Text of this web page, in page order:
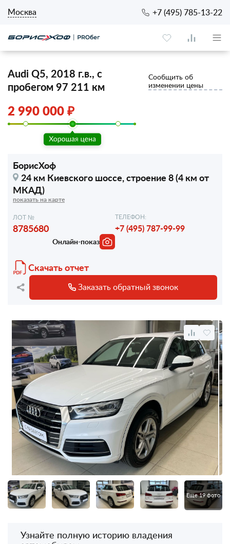
Москва +7 (495) 785-13-22
Audi Q5, 2018 г.в., с
пробегом 97 211 км
Сообщить об
изменении цены
2 990 000 ₽
БорисХоф
24 км Киевского шоссе,строение 8 (4 км от
МКАД)
показать на карте
ЛОТ №
8785680
ТЕЛЕФОН:
+7 (495) 787-99-99
Онлайн-показ
Скачать отчет
Заказать обратный звонок
Еще 19 фото
Узнайте полную историю владения